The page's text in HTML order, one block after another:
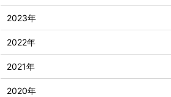
2023年
2022年
2021年
2020年